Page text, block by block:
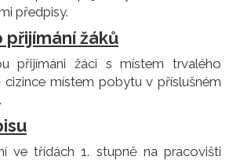
předpisy.
přijímání žáků
přijímáni žáci s místem trvalého
místem pobytu v příslušném
ve třídách 1. stupně na pracovišti